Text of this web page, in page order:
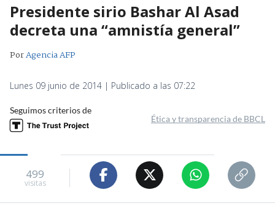
Presidente sirio Bashar Al Asad
decreta una “amnistía general”
PorAgencia AFP
Lunes 09 junio de 2014 | Publicado a las 07:22
Seguimos criterios de
Ética y transparencia de BBCL
499
visitas